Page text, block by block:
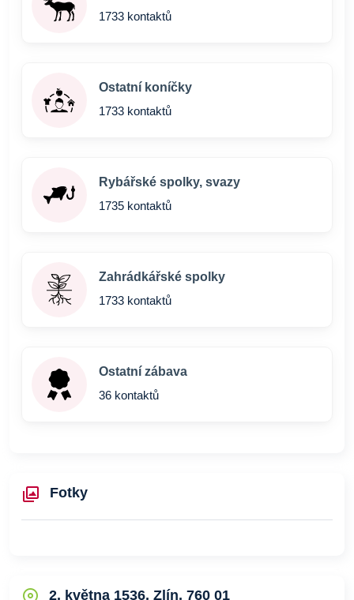
1733 kontaktů
Ostatní koníčky
1733 kontaktů
Rybářské spolky, svazy
1735 kontaktů
Zahrádkářské spolky
1733 kontaktů
Ostatní zábava
36 kontaktů
Fotky
2. května 1536, Zlín, 760 01